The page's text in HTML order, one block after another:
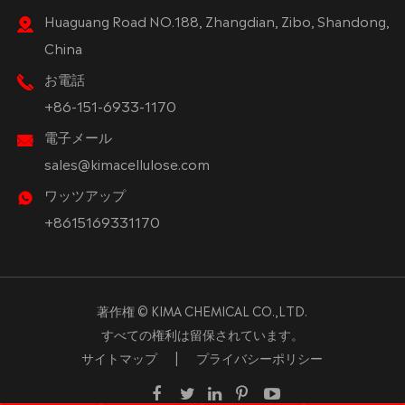
Huaguang Road NO.188, Zhangdian, Zibo, Shandong,
China
お電話
+86-151-6933-1170
電子メール
sales@kimacellulose.com
ワッツアップ
+8615169331170
著作権 © KIMA CHEMICAL CO.,LTD.
すべての権利は留保されています。
サイトマップ
| プライバシーポリシー